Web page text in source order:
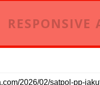
RESPONSIVE